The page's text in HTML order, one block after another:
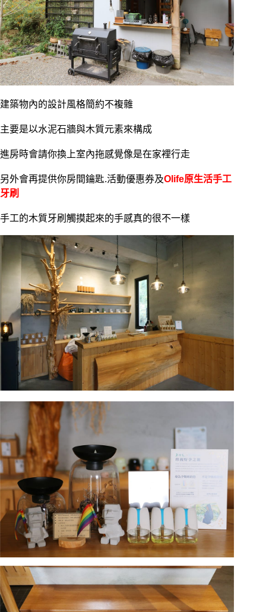
建築物內的設計風格簡約不複雜
主要是以水泥石牆與木質元素來構成
進房時會請你換上室內拖感覺像是在家裡行走
另外會再提供你房間鑰匙.活動優惠券及Olife原生活手工
牙刷
手工的木質牙刷觸摸起來的手感真的很不一樣